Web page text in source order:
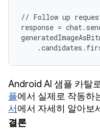
// Follow up
response =
Android AI 샘플 카탈
플에서 실제로 작동하
서에서 자세히 알아보
결론